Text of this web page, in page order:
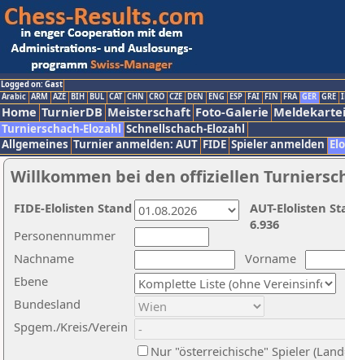
Logged on: Gast
Arabic ARM AZE BIH BUL CAT CHN CRO CZE DEN ENG ESP FAI FIN FRA GER GRE
Home TurnierDB Meisterschaft Foto-Galerie Meldekartei
Turnierschach-Elozahl Schnellschach-Elozahl
Allgemeines Turnier anmelden: AUT FIDE Spieler anmelden
Willkommen bei den offiziellen
Nachname
Vorname
Ebene
Personennummer
Bundesland
Spgem./Kreis/Verein
Nur "österreichische" Spieler
AUT-Elolisten
6.936
FIDE-Elolisten Stand